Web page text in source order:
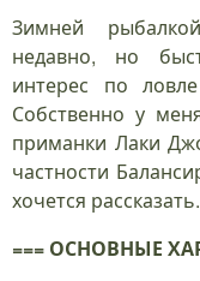
Зимней
недавно, но
интерес по
Собственно у
приманки Лаки
частности
хочется рассказать.
=== ОСНОВНЫЕ